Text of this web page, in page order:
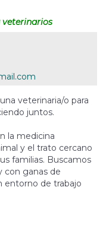
veterinarios
veterinaria/o para
juntos.
la medicina
y el trato cercano
familias. Buscamos
con ganas de
entorno de trabajo